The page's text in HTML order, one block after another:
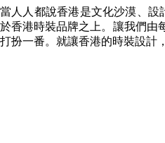
當人人都說香港是文化沙漠、設
於香港時裝品牌之上。讓我們由
打扮一番。就讓香港的時裝設計